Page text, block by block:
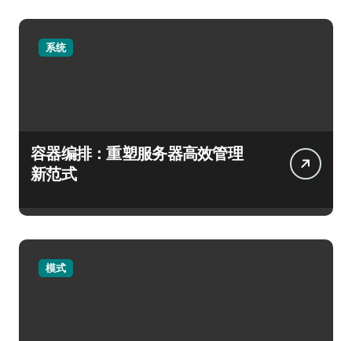
系统
容器编排：重塑服务器高效管理
新范式
模式